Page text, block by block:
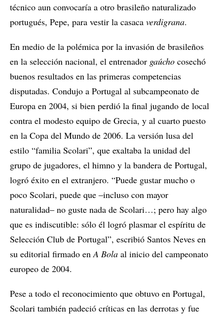
técnico aun convocaría a otro brasileño naturalizado
portugués, Pepe, para vestir la casaca verdigrana.
En medio de la polémica por la invasión de brasileños
en la selección nacional, el entrenador gaúcho cosechó
buenos resultados en las primeras competencias
disputadas. Condujo a Portugal al subcampeonato de
Europa en 2004, si bien perdió la final jugando de local
contra el modesto equipo de Grecia, y al cuarto puesto
en la Copa del Mundo de 2006. La versión lusa del
estilo “familia Scolari”, que exaltaba la unidad del
grupo de jugadores, el himno y la bandera de Portugal,
logró éxito en el extranjero. “Puede gustar mucho o
poco Scolari, puede que ‒incluso con mayor
naturalidad‒ no guste nada de Scolari…; pero hay algo
que es indiscutible: sólo él logró plasmar el espíritu de
Selección Club de Portugal”, escribió Santos Neves en
su editorial firmado enA Bola al inicio del campeonato
europeo de 2004.
Pese a todo el reconocimiento que obtuvo en Portugal,
Scolari también padeció críticas en las derrotas y fue